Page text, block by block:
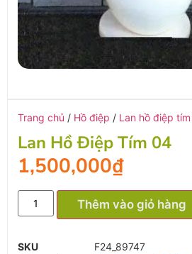
Trang chủ / Hồ điệp / Lan hồ điệp tím
Lan Hồ Điệp Tím 04
1,500,000₫
Thêm vào giỏ hàng
SKU
F24_89747